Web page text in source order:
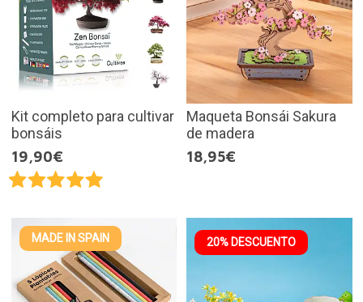
Kit completo para cultivar
bonsáis
19,90€
Maqueta Bonsái Sakura
de madera
18,95€
MADE IN SPAIN 20% DESCUENTO